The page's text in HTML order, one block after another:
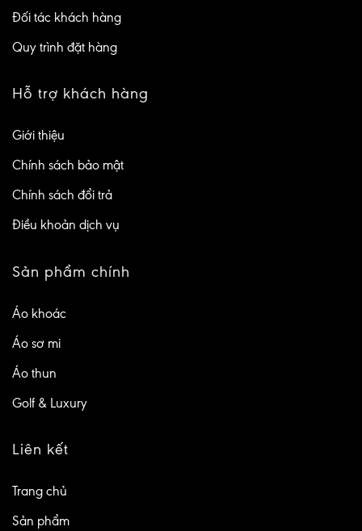
Đối tác khách hàng
Quy trình đặt hàng
Hỗ trợ khách hàng
Giới thiệu
Chính sách bảo mật
Chính sách đổi trả
Điều khoản dịch vụ
Sản phẩm chính
Áo khoác
Áo sơ mi
Áo thun
Golf & Luxury
Liên kết
Trang chủ
Sản phẩm